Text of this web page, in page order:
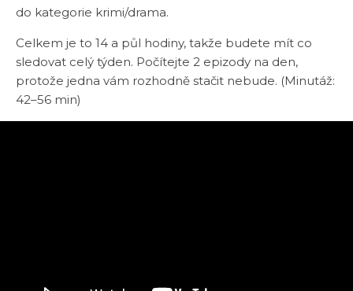
do kategorie krimi/drama.
Celkem je to 14 a půl hodiny, takže budete mít co
sledovat celý týden. Počítejte 2 epizody na den,
protože jedna vám rozhodně stačit nebude. (Minutáž:
42–56 min)